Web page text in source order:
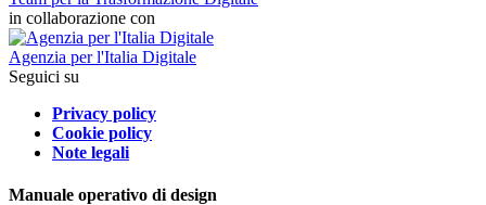
in collaborazione con
Agenzia per l'Italia Digitale
Seguici su
Privacy policy
Cookie policy
Note legali
Manuale operativo di design